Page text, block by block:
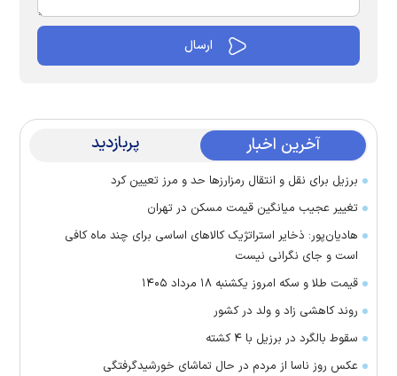
آخرین اخبار پربازدید
برزیل برای نقل‌ و انتقال رمزارز‌ها حد و مرز تعیین کرد
تغییر عجیب میانگین قیمت مسکن در تهران
هادیان‌پور: ذخایر استراتژیک کالا‌های اساسی برای چند ماه کافی
است و جای نگرانی نیست
قیمت طلا و سکه امروز یکشنبه ۱۸ مرداد ۱۴۰۵
روند کاهشی زاد و ولد در کشور
سقوط بالگرد در برزیل با ۴ کشته
عکس روز ناسا از مردم در حال تماشای خورشیدگرفتگی